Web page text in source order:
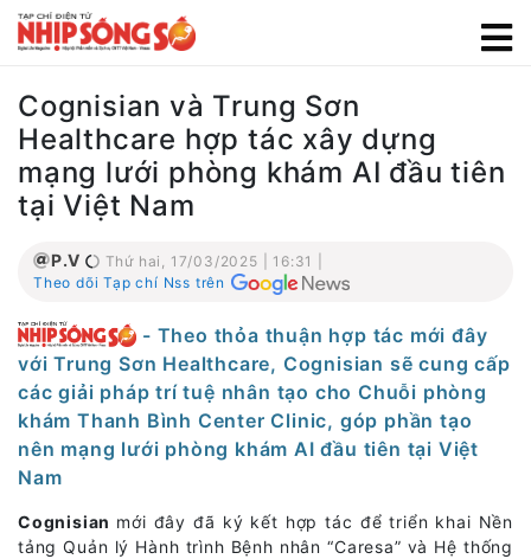
Cognisian và Trung Sơn
Healthcare hợp tác xây dựng
mạng lưới phòng khám AI đầu tiên
tại Việt Nam
P.V
Thứ hai, 17/03/2025 | 16:31 |
Theo dõi Tạp chí Nss trên
- Theo thỏa thuận hợp tác mới đây
với Trung Sơn Healthcare, Cognisian sẽ cung cấp
các giải pháp trí tuệ nhân tạo cho Chuỗi phòng
khám Thanh Bình Center Clinic, góp phần tạo
nên mạng lưới phòng khám AI đầu tiên tại Việt
Nam
Cognisian mới đây đã ký kết hợp tác để triển khai Nền
tảng Quản lý Hành trình Bệnh nhân “Caresa” và Hệ thống